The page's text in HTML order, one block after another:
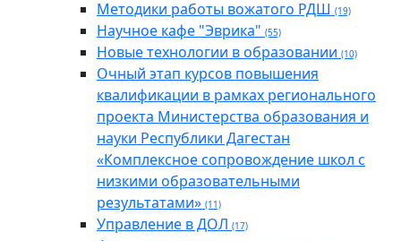
Методики работы вожатого РДШ (19)
Научное кафе "Эврика" (55)
Новые технологии в образовании (10)
Очный этап курсов повышения
квалификации в рамках регионального
проекта Министерства образования и
науки Республики Дагестан
«Комплексное сопровождение школ с
низкими образовательными
результатами» (11)
Управление в ДОЛ (17)